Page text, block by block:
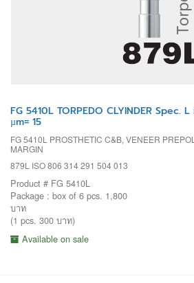
FG 5410L TORPEDO CLYINDER Spec.
µm= 15
FG 5410L PROSTHETIC C&B, VENEER
MARGIN
879L ISO 806 314 291 504 013
Product # FG 5410L
Package : box of 6 pcs. 1,800
บาท
(1 pcs. 300 บาท)
Available on sale